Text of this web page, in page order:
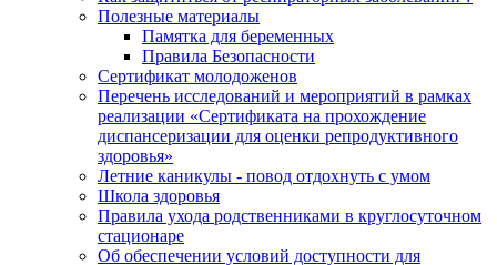
Полезные материалы
Памятка для беременных
Правила Безопасности
Сертификат молодоженов
Перечень исследований и мероприятий в рамках
реализации «Сертификата на прохождение
диспансеризации для оценки репродуктивного
здоровья»
Летние каникулы - повод отдохнуть с умом
Школа здоровья
Правила ухода родственниками в круглосуточном
стационаре
Об обеспечении условий доступности для